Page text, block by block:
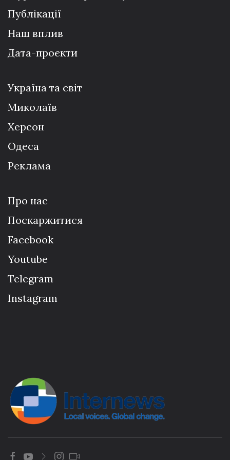
Публікації
Наш вплив
Дата-проєкти
Україна та світ
Миколаїв
Херсон
Одеса
Реклама
Про нас
Поскаржитися
Facebook
Youtube
Telegram
Instagram